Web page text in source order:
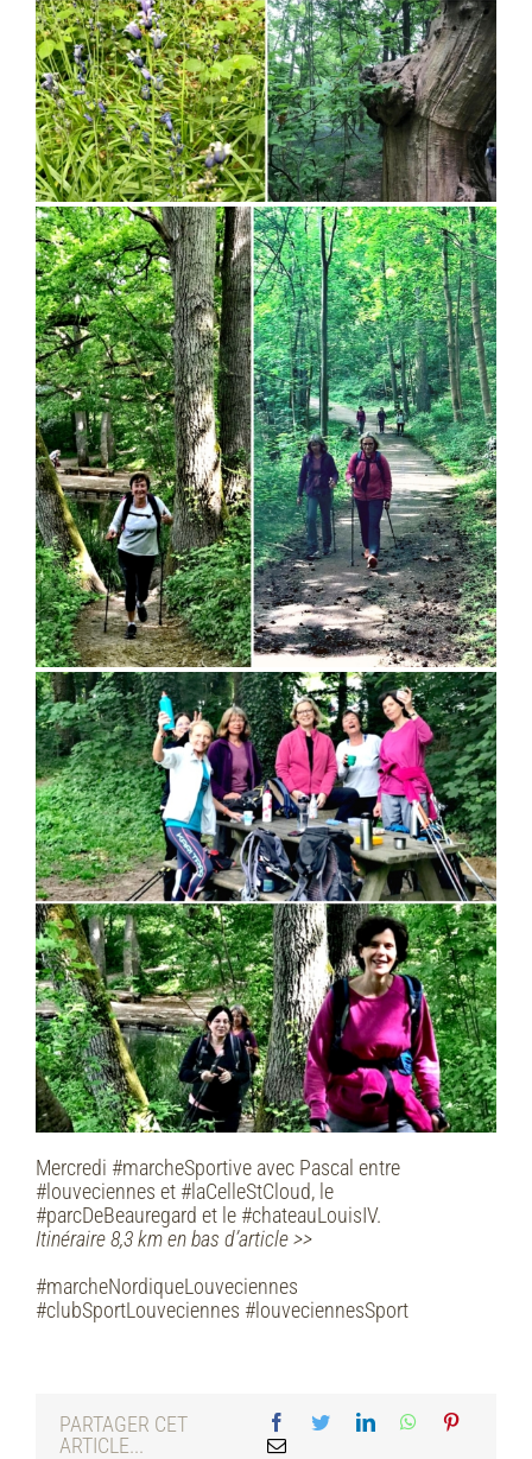
Mercredi #marcheSportive avec Pascal entre
#louveciennes et #laCelleStCloud, le
#parcDeBeauregard et le #chateauLouisIV.
Itinéraire 8,3 km en bas d’article >>
#marcheNordiqueLouveciennes
#clubSportLouveciennes #louveciennesSport
PARTAGER CET
ARTICLE...